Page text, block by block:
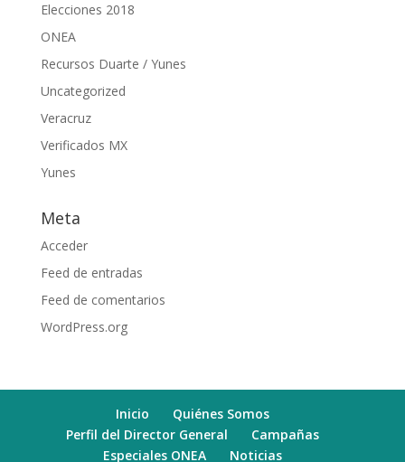
Elecciones 2018
ONEA
Recursos Duarte / Yunes
Uncategorized
Veracruz
Verificados MX
Yunes
Meta
Acceder
Feed de entradas
Feed de comentarios
WordPress.org
Inicio
Quiénes Somos
Perfil del Director General
Campañas
Especiales ONEA
Noticias